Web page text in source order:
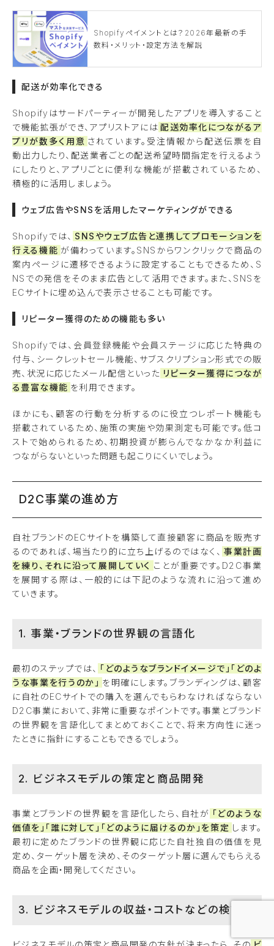
Shopifyペイメントとは？2026年最新の手
数料・メリット・設定方法を解説
配送が効率化できる
Shopifyはサードパーティーが開発したアプリを導入すること
で機能拡張ができ、アプリストアには 配送効率化につながるア
プリが数多く用意 されています。受注情報から配送伝票を自
動出力したり、配送業者ごとの配送希望時間指定を行えるよう
にしたりと、アプリごとに便利な機能が搭載されているため、
積極的に活用しましょう。
ウェブ広告やSNSを活用したマーケティングができる
Shopifyでは、 SNSやウェブ広告と連携してプロモーションを
行える機能 が備わっています。SNSからワンクリックで商品の
案内ページに遷移できるように設定することもできるため、S
NSでの発信をそのまま広告として活用できます。また、SNSを
ECサイトに埋め込んで表示させることも可能です。
リピーター獲得のための機能も多い
Shopifyでは、会員登録機能や会員ステージに応じた特典の
付与、シークレットセール機能、サブスクリプション形式での販
売、状況に応じたメール配信といった リピーター獲得につなが
る豊富な機能 を利用できます。
ほかにも、顧客の行動を分析するのに役立つレポート機能も
搭載されているため、施策の実施や効果測定も可能です。低コ
ストで始められるため、初期投資が膨らんでなかなか利益に
つながらないといった問題も起こりにくいでしょう。
D2C事業の進め方
自社ブランドのECサイトを構築して直接顧客に商品を販売す
るのであれば、場当たり的に立ち上げるのではなく、 事業計画
を練り、それに沿って展開していく ことが重要です。D2C事業
を展開する際は、一般的には下記のような流れに沿って進め
ていきます。
1. 事業・ブランドの世界観の言語化
最初のステップでは、 「どのようなブランドイメージで」「どのよ
うな事業を行うのか」 を明確にします。ブランディングは、顧客
に自社のECサイトでの購入を選んでもらわなければならない
D2C事業において、非常に重要なポイントです。事業とブランド
の世界観を言語化してまとめておくことで、将来方向性に迷っ
たときに指針にすることもできるでしょう。
2. ビジネスモデルの策定と商品開発
事業とブランドの世界観を言語化したら、自社が 「どのような
価値を」「誰に対して」「どのように届けるのか」を策定 します。
最初に定めたブランドの世界観に応じた自社独自の価値を見
定め、ターゲット層を決め、そのターゲット層に選んでもらえる
商品を企画・開発してください。
3. ビジネスモデルの収益・コストなどの検証